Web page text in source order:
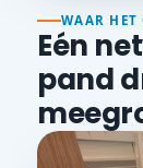
WAAR HET
Eén
pand